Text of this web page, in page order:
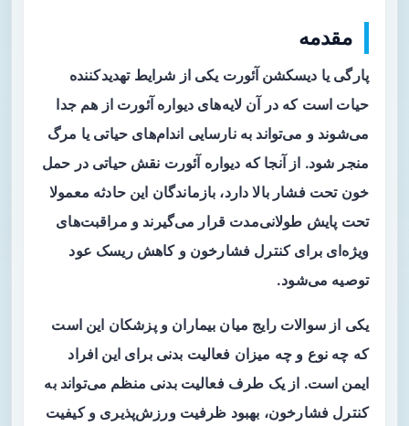
مقدمه
پارگی یا دیسکشن آئورت یکی از شرایط تهدیدکننده
حیات است که در آن لایه‌های دیواره آئورت از هم جدا
می‌شوند و می‌تواند به نارسایی اندام‌های حیاتی یا مرگ
منجر شود. از آنجا که دیواره آئورت نقش حیاتی در حمل
خون تحت فشار بالا دارد، بازماندگان این حادثه معمولا
تحت پایش طولانی‌مدت قرار می‌گیرند و مراقبت‌های
ویژه‌ای برای کنترل فشارخون و کاهش ریسک عود
توصیه می‌شود.
یکی از سوالات رایج میان بیماران و پزشکان این است
که چه نوع و چه میزان فعالیت بدنی برای این افراد
ایمن است. از یک طرف فعالیت بدنی منظم می‌تواند به
کنترل فشارخون، بهبود ظرفیت‌ ورزش‌پذیری و کیفیت